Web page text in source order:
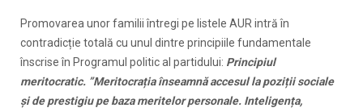
Promovarea unor familii întregi pe listele AUR intră în
contradicție totală cu unul dintre principiile fundamentale
înscrise în Programul politic al partidului: Principiul
meritocratic. ”Meritocrația înseamnă accesul la poziții sociale
și de prestigiu pe baza meritelor personale. Inteligența,